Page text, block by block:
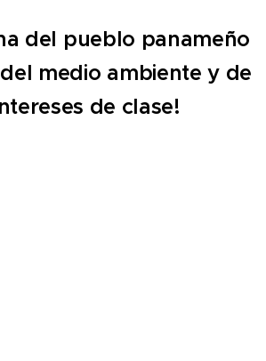
del pueblo panameño
medio ambiente y de
de clase!